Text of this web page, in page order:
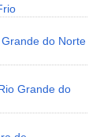
do Norte
Grande do